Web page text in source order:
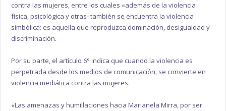
contra las mujeres, entre los cuales «además de la violencia
física, psicológica y otras- también se encuentra la violencia
simbólica: es aquella que reproduzca dominación, desigualdad y
discriminación.
Por su parte, el artículo 6° indica que cuando la violencia es
perpetrada desde los medios de comunicación, se convierte en
violencia mediática contra las mujeres.
«Las amenazas y humillaciones hacia Marianela Mirra, por ser